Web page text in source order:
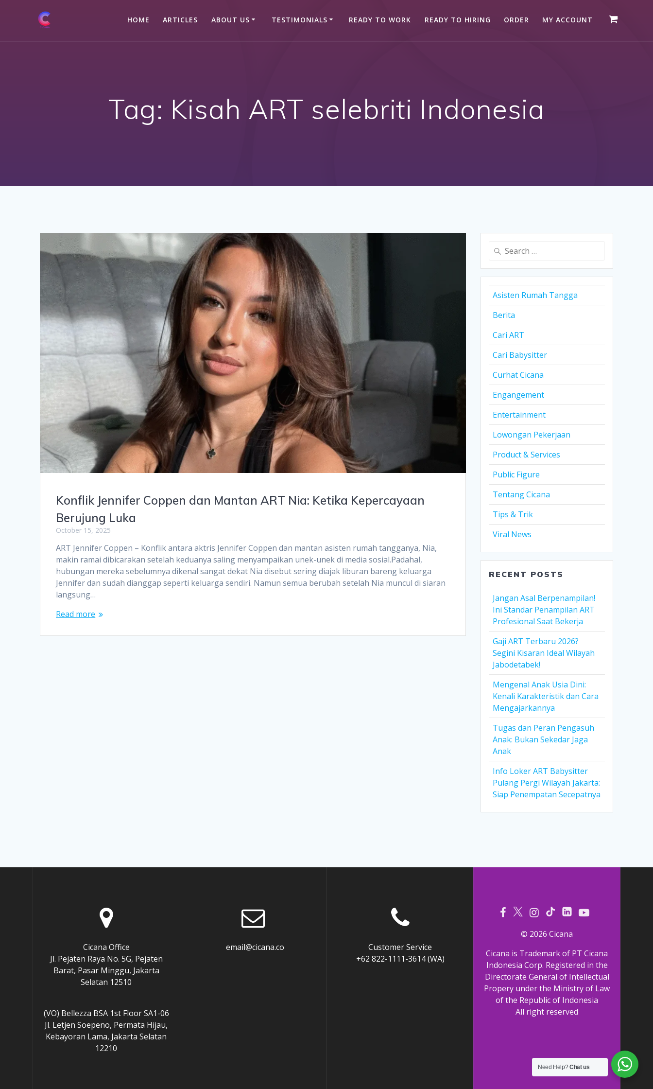
HOME ARTICLES ABOUT US TESTIMONIALS READY TO WORK READY TO HIRING ORDER MY ACCOUNT
Tag: Kisah ART selebriti Indonesia
Konflik Jennifer Coppen dan Mantan ART Nia: Ketika Kepercayaan
Berujung Luka
October 15, 2025
ART Jennifer Coppen – Konflik antara aktris Jennifer Coppen dan mantan asisten rumah tangganya, Nia,
makin ramai dibicarakan setelah keduanya saling menyampaikan unek-unek di media sosial.Padahal,
hubungan mereka sebelumnya dikenal sangat dekat Nia disebut sering diajak liburan bareng keluarga
Jennifer dan sudah dianggap seperti keluarga sendiri. Namun semua berubah setelah Nia muncul di siaran
langsung…
Read more
Search
Asisten Rumah Tangga
Berita
Cari ART
Cari Babysitter
Curhat Cicana
Engangement
Entertainment
Lowongan Pekerjaan
Product & Services
Public Figure
Tentang Cicana
Tips & Trik
Viral News
RECENT POSTS
Jangan Asal Berpenampilan!
Ini Standar Penampilan ART
Profesional Saat Bekerja
Gaji ART Terbaru 2026?
Segini Kisaran Ideal Wilayah
Jabodetabek!
Mengenal Anak Usia Dini:
Kenali Karakteristik dan Cara
Mengajarkannya
Tugas dan Peran Pengasuh
Anak: Bukan Sekedar Jaga
Anak
Info Loker ART Babysitter
Pulang Pergi Wilayah Jakarta:
Siap Penempatan Secepatnya
Cicana Office
Jl. Pejaten Raya No. 5G, Pejaten
Barat, Pasar Minggu, Jakarta
Selatan 12510
(VO) Bellezza BSA 1st Floor SA1-06
Jl. Letjen Soepeno, Permata Hijau,
Kebayoran Lama, Jakarta Selatan
12210
email@cicana.co
Customer Service
+62 822-1111-3614 (WA)
© 2026 Cicana
Cicana is Trademark of PT Cicana
Indonesia Corp. Registered in the
Directorate General of Intellectual
Propery under the Ministry of Law
of the Republic of Indonesia
All right reserved
Need Help?Chat us